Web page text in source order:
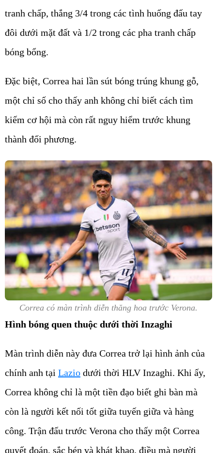
tranh chấp, thắng 3/4 trong các tình huống đấu tay
đôi dưới mặt đất và 1/2 trong các pha tranh chấp
bóng bổng.
Đặc biệt, Correa hai lần sút bóng trúng khung gỗ,
một chỉ số cho thấy anh không chỉ biết cách tìm
kiếm cơ hội mà còn rất nguy hiểm trước khung
thành đối phương.
Correa có màn trình diễn thăng hoa trước Verona.
Hình bóng quen thuộc dưới thời Inzaghi
Màn trình diễn này đưa Correa trở lại hình ảnh của
chính anh tại Lazio dưới thời HLV Inzaghi. Khi ấy,
Correa không chỉ là một tiền đạo biết ghi bàn mà
còn là người kết nối tốt giữa tuyến giữa và hàng
công. Trận đấu trước Verona cho thấy một Correa
quyết đoán, sắc bén và khát khao, điều mà người